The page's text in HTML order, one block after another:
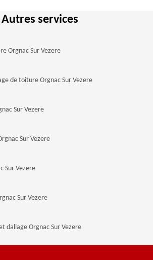
Autres services
Orgnac Sur Vezere
de toiture Orgnac Sur Vezere
Sur Vezere
Sur Vezere
Sur Vezere
Sur Vezere
dallage Orgnac Sur Vezere